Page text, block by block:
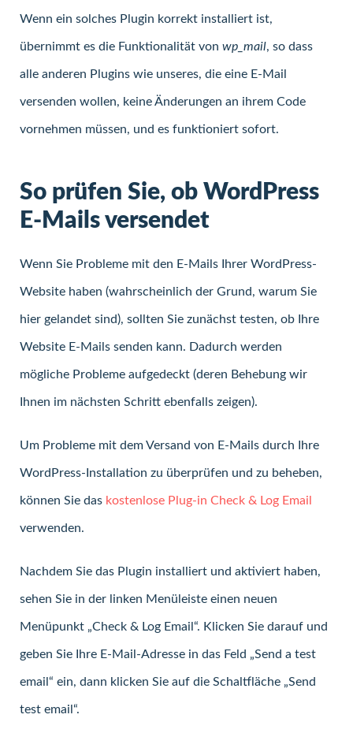
Wenn ein solches Plugin korrekt installiert ist,
übernimmt es die Funktionalität von wp_mail, so dass
alle anderen Plugins wie unseres, die eine E-Mail
versenden wollen, keine Änderungen an ihrem Code
vornehmen müssen, und es funktioniert sofort.
So prüfen Sie, ob WordPress
E-Mails versendet
Wenn Sie Probleme mit den E-Mails Ihrer WordPress-
Website haben (wahrscheinlich der Grund, warum Sie
hier gelandet sind), sollten Sie zunächst testen, ob Ihre
Website E-Mails senden kann. Dadurch werden
mögliche Probleme aufgedeckt (deren Behebung wir
Ihnen im nächsten Schritt ebenfalls zeigen).
Um Probleme mit dem Versand von E-Mails durch Ihre
WordPress-Installation zu überprüfen und zu beheben,
können Sie das kostenlose Plug-in Check & Log Email
verwenden.
Nachdem Sie das Plugin installiert und aktiviert haben,
sehen Sie in der linken Menüleiste einen neuen
Menüpunkt „Check & Log Email“. Klicken Sie darauf und
geben Sie Ihre E-Mail-Adresse in das Feld „Send a test
email“ ein, dann klicken Sie auf die Schaltfläche „Send
test email“.